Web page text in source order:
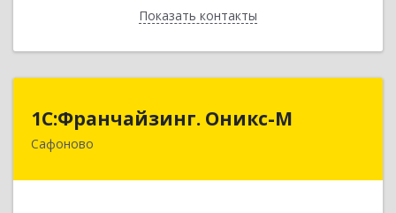
Показать контакты
Назад
1С:Франчайзинг. Оникс-М
Сафоново
1С:Франчайзинг. Оникс-М
215500, Смоленская обл, Сафоновский р-н,